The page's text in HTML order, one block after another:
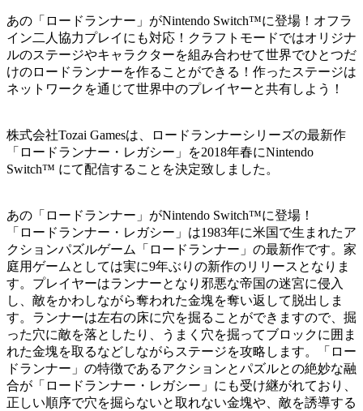
あの「ロードランナー」がNintendo Switch™に登場！オフラ
イン二人協力プレイにも対応！クラフトモードではオリジナ
ルのステージやキャラクターを組み合わせて世界でひとつだ
けのロードランナーを作ることができる！作ったステージは
ネットワークを通じて世界中のプレイヤーと共有しよう！
株式会社Tozai Gamesは、ロードランナーシリーズの最新作
「ロードランナー・レガシー」を2018年春にNintendo
Switch™ にて配信することを決定致しました。
あの「ロードランナー」がNintendo Switch™に登場！
「ロードランナー・レガシー」は1983年に米国で生まれたア
クションパズルゲーム「ロードランナー」の最新作です。家
庭用ゲームとしては実に9年ぶりの新作のリリースとなりま
す。プレイヤーはランナーとなり邪悪な帝国の迷宮に侵入
し、敵をかわしながら奪われた金塊を奪い返して脱出しま
す。ランナーは左右の床に穴を掘ることができますので、掘
った穴に敵を落としたり、うまく穴を掘ってブロックに囲ま
れた金塊を取るなどしながらステージを攻略します。「ロー
ドランナー」の特徴であるアクションとパズルとの絶妙な融
合が「ロードランナー・レガシー」にも受け継がれており、
正しい順序で穴を掘らないと取れない金塊や、敵を誘導する